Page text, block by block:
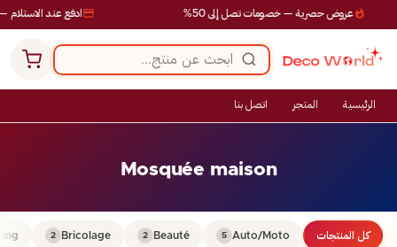
ادفع عند الاستلام عروض حصرية — خصومات تصل إلى 50%
الرئيسية المتجر اتصل بنا
Mosquée maison
كل المنتجات Auto/Moto
5
Beauté
2
Bricolage
2